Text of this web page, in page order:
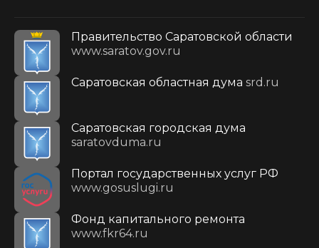
Правительство Саратовской области
www.saratov.gov.ru
Саратовская областная дума srd.ru
Саратовская городская дума
saratovduma.ru
Портал государственных услуг РФ
www.gosuslugi.ru
Фонд капитального ремонта
www.fkr64.ru